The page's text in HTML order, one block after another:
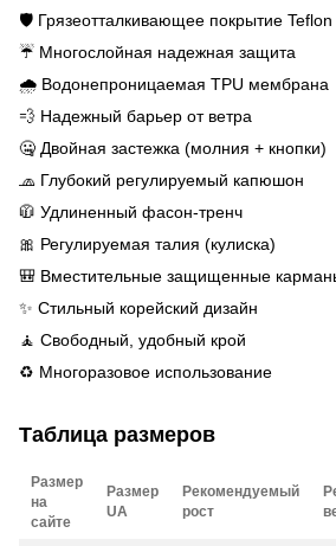
🛡️ Грязеотталкивающее покрытие Teflon
☔ Многослойная надежная защита
🌧️ Водонепроницаемая TPU мембрана
💨 Надежный барьер от ветра
🤐 Двойная застежка (молния + кнопки)
🧢 Глубокий регулируемый капюшон
🧥 Удлиненный фасон-тренч
🎀 Регулируемая талия (кулиска)
🎒 Вместительные защищенные
✨ Стильный корейский дизайн
🧘 Свободный, удобный крой
♻️ Многоразовое использование
Таблица размеров
Размер
на
сайте
Размер
UA
Рекомендуемый
рост